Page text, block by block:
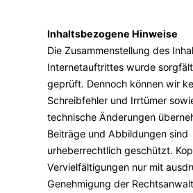
Inhaltsbezogene Hinweise
Die Zusammenstellung des
Internetauftrittes wurde
geprüft. Dennoch können wir
Schreibfehler und Irrtümer
technische Änderungen
Beiträge und Abbildungen sind
urheberrechtlich geschützt.
Vervielfältigungen nur mit
Genehmigung der